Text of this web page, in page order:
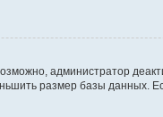
администратор
размер базы данных.